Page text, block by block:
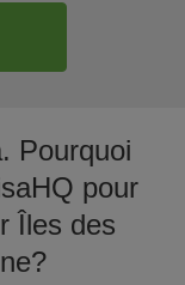
Pourquoi
pour
Îles des